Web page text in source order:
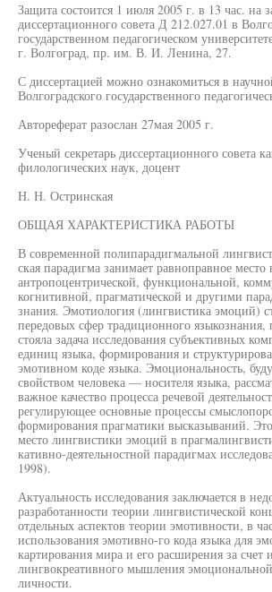
Защита состоится 1 июля 2005 г. в 13 час. на
диссертационного совета Д 212.027.01 в
государственном педагогическом
г. Волгоград, пр. им. В. И. Ленина, 27.
С диссертацией можно ознакомиться в
Волгоградского государственного
Автореферат разослан 27мая 2005 г.
Ученый секретарь диссертационного совета
филологических наук, доцент
Н. Н. Остринская
ОБЩАЯ ХАРАКТЕРИСТИКА РАБОТЫ
В современной полипарадигмальной
ская парадигма занимает равноправное место
антропоцентрической, функциональной,
когнитивной, прагматической и другими
знания. Эмотиология (лингвистика эмоций)
передовых сфер традиционного языкознания,
стояла задача исследования субъективных
единиц языка, формирования и
эмотивном коде языка. Эмоциональность,
свойством человека — носителя языка,
важное качество процесса речевой
регулирующее основные процессы
формирования прагматики высказываний.
место лингвистики эмоций в
кативно-деятельностной парадигмах
1998).
Актуальность исследования заключается в
разработанности теории лингвистической
отдельных аспектов теории эмотивности, в
использования эмотивно-го кода языка для
картирования мира и его расширения за счет
лингвокреативного мышления
личности.